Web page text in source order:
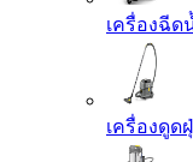
เครื่องฉีด
เครื่องดูด